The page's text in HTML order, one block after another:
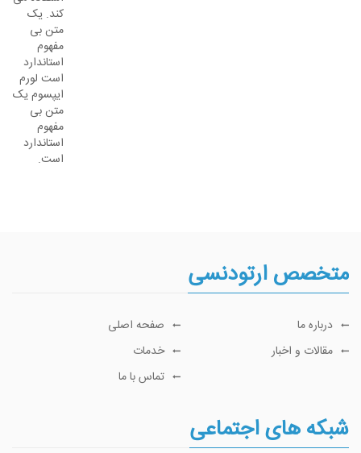
کند. یک
متن بی
مفهوم
استاندارد
است لورم
ایپسوم یک
متن بی
مفهوم
استاندارد
است.
متخصص ارتودنسی
صفحه اصلی
درباره ما
خدمات
مقالات و اخبار
تماس با ما
شبکه های اجتماعی